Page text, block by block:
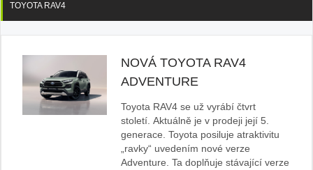
TOYOTA RAV4
NOVÁ TOYOTA RAV4
ADVENTURE
Toyota RAV4 se už vyrábí čtvrt
století. Aktuálně je v prodeji její 5.
generace. Toyota posiluje atraktivitu
„ravky“ uvedením nové verze
Adventure. Ta doplňuje stávající verze